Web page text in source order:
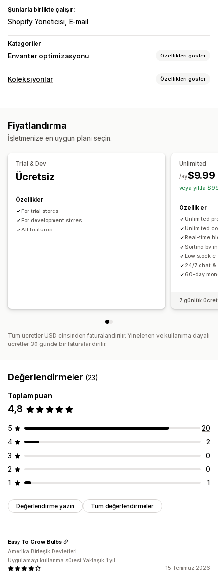
Şunlarla birlikte çalışır:
Shopify Yöneticisi E-mail
Kategoriler
Envanter optimizasyonu Özellikleri göster
Envanter yönetimi
Sipariş yönetimi
Toplu işleme
Ön siparişler
Stoka geri ekleme bildirimleri
Yenileme hatırlatıcıları
Düşük stok uyarıları
Eşik uyarıları
Koleksiyonlar Özellikleri göster
Yönlendirme
Fiyatlandırma
İşletmenize en uygun planı seçin.
Trial & Dev
Ücretsiz
Özellikler
For trial stores
For development stores
All features
Unlimited
$9.99
/ay
veya yılda
Özellikler
Unlimited
Unlimited
Real-time
Sorting by
Low stock
24/7 chat &
60-day
7 günlük
Tüm ücretler USD cinsinden faturalandırılır. Yinelenen ve kullanıma dayalı
ücretler 30 günde bir faturalandırılır.
Değerlendirmeler (23)
Toplam puan
4,8
5
20
4
2
3
0
2
0
1
1
Değerlendirme yazın Tüm değerlendirmeler
15 Temmuz 2026
Easy To Grow Bulbs
Amerika Birleşik Devletleri
Uygulamayı kullanma süresi:Yaklaşık 1 yıl